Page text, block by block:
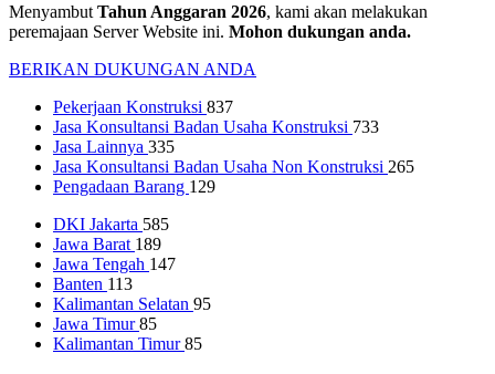
Menyambut Tahun Anggaran 2026, kami akan melakukan
peremajaan Server Website ini. Mohon dukungan anda.
BERIKAN DUKUNGAN ANDA
Pekerjaan Konstruksi 837
Jasa Konsultansi Badan Usaha Konstruksi 733
Jasa Lainnya 335
Jasa Konsultansi Badan Usaha Non Konstruksi 265
Pengadaan Barang 129
DKI Jakarta 585
Jawa Barat 189
Jawa Tengah 147
Banten 113
Kalimantan Selatan 95
Jawa Timur85
Kalimantan Timur85